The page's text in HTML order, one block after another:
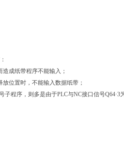
成纸带程序不能输入；
位置时，不能输入数据纸带；
程序，则多是由于PLC与NC接口信号Q64·3